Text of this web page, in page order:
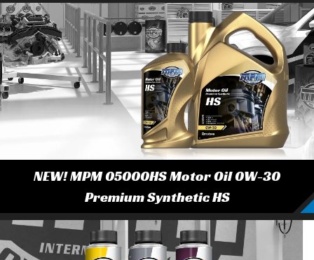
NEW! MPM 05000HS Motor Oil 0W-30
Premium Synthetic HS